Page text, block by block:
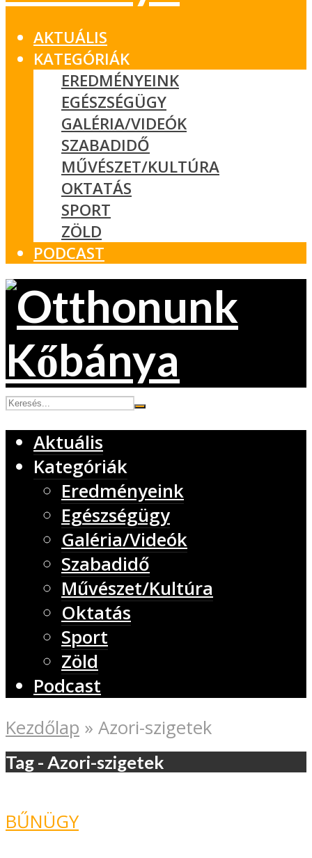
AKTUÁLIS
KATEGÓRIÁK
EREDMÉNYEINK
EGÉSZSÉGÜGY
GALÉRIA/VIDEÓK
SZABADIDŐ
MŰVÉSZET/KULTÚRA
OKTATÁS
SPORT
ZÖLD
PODCAST
Aktuális
Kategóriák
Eredményeink
Egészségügy
Galéria/Videók
Szabadidő
Művészet/Kultúra
Oktatás
Sport
Zöld
Podcast
Kezdőlap » Azori-szigetek
Tag - Azori-szigetek
BŰNÜGY